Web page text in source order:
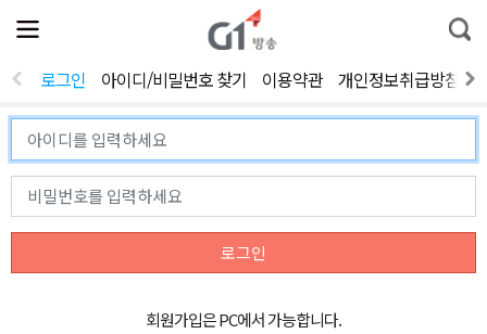
전
체
뉴
열
통
합
색
로그인 아이디/비밀번호 찾기 이용약관 개인정보취급방침
로그인
회원가입은 PC에서 가능합니다.